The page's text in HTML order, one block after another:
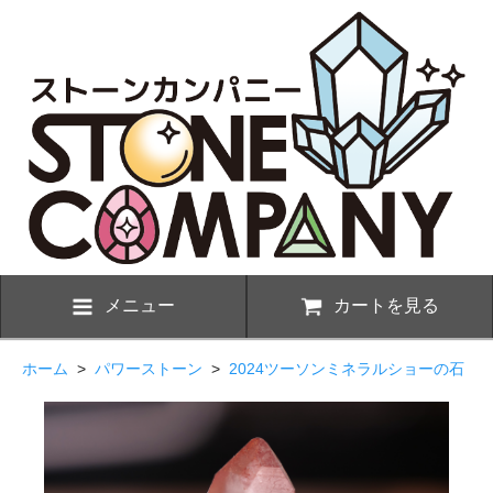
メニュー カートを見る
ホーム > パワーストーン > 2024ツーソンミネラルショーの石